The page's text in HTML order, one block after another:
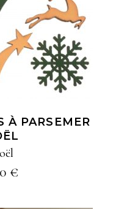
À MA
À PARSEMER
€